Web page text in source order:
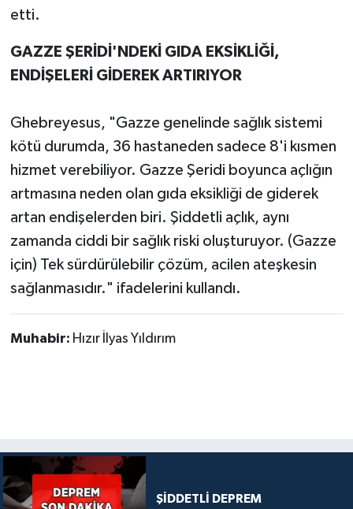
etti.
GAZZE ŞERİDİ'NDEKİ GIDA EKSİKLİĞİ,
ENDİŞELERİ GİDEREK ARTIRIYOR
Ghebreyesus, "Gazze genelinde sağlık sistemi
kötü durumda, 36 hastaneden sadece 8'i kısmen
hizmet verebiliyor. Gazze Şeridi boyunca açlığın
artmasına neden olan gıda eksikliği de giderek
artan endişelerden biri. Şiddetli açlık, aynı
zamanda ciddi bir sağlık riski oluşturuyor. (Gazze
için) Tek sürdürülebilir çözüm, acilen ateşkesin
sağlanmasıdır." ifadelerini kullandı.
Muhabir: Hızır İlyas Yıldırım
ŞİDDETLİ DEPREM